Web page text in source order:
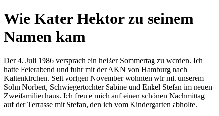
Wie Kater Hektor zu seinem
Namen kam
Der 4. Juli 1986 versprach ein heißer Sommertag zu werden. Ich
hatte Feierabend und fuhr mit der AKN von Hamburg nach
Kaltenkirchen. Seit vorigen November wohnten wir mit unserem
Sohn Norbert, Schwiegertochter Sabine und Enkel Stefan im neuen
Zweifamilienhaus. Ich freute mich auf einen schönen Nachmittag
auf der Terrasse mit Stefan, den ich vom Kindergarten abholte.